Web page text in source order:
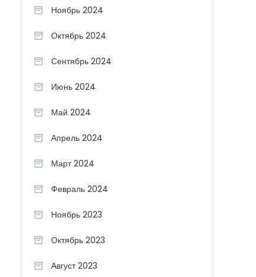
Ноябрь 2024
Октябрь 2024
Сентябрь 2024
Июнь 2024
Май 2024
Апрель 2024
Март 2024
Февраль 2024
Ноябрь 2023
Октябрь 2023
Август 2023